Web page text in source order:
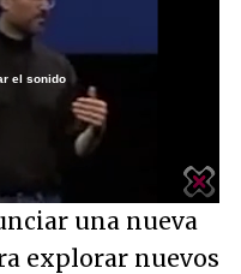
el sonido
una nueva
explorar nuevos